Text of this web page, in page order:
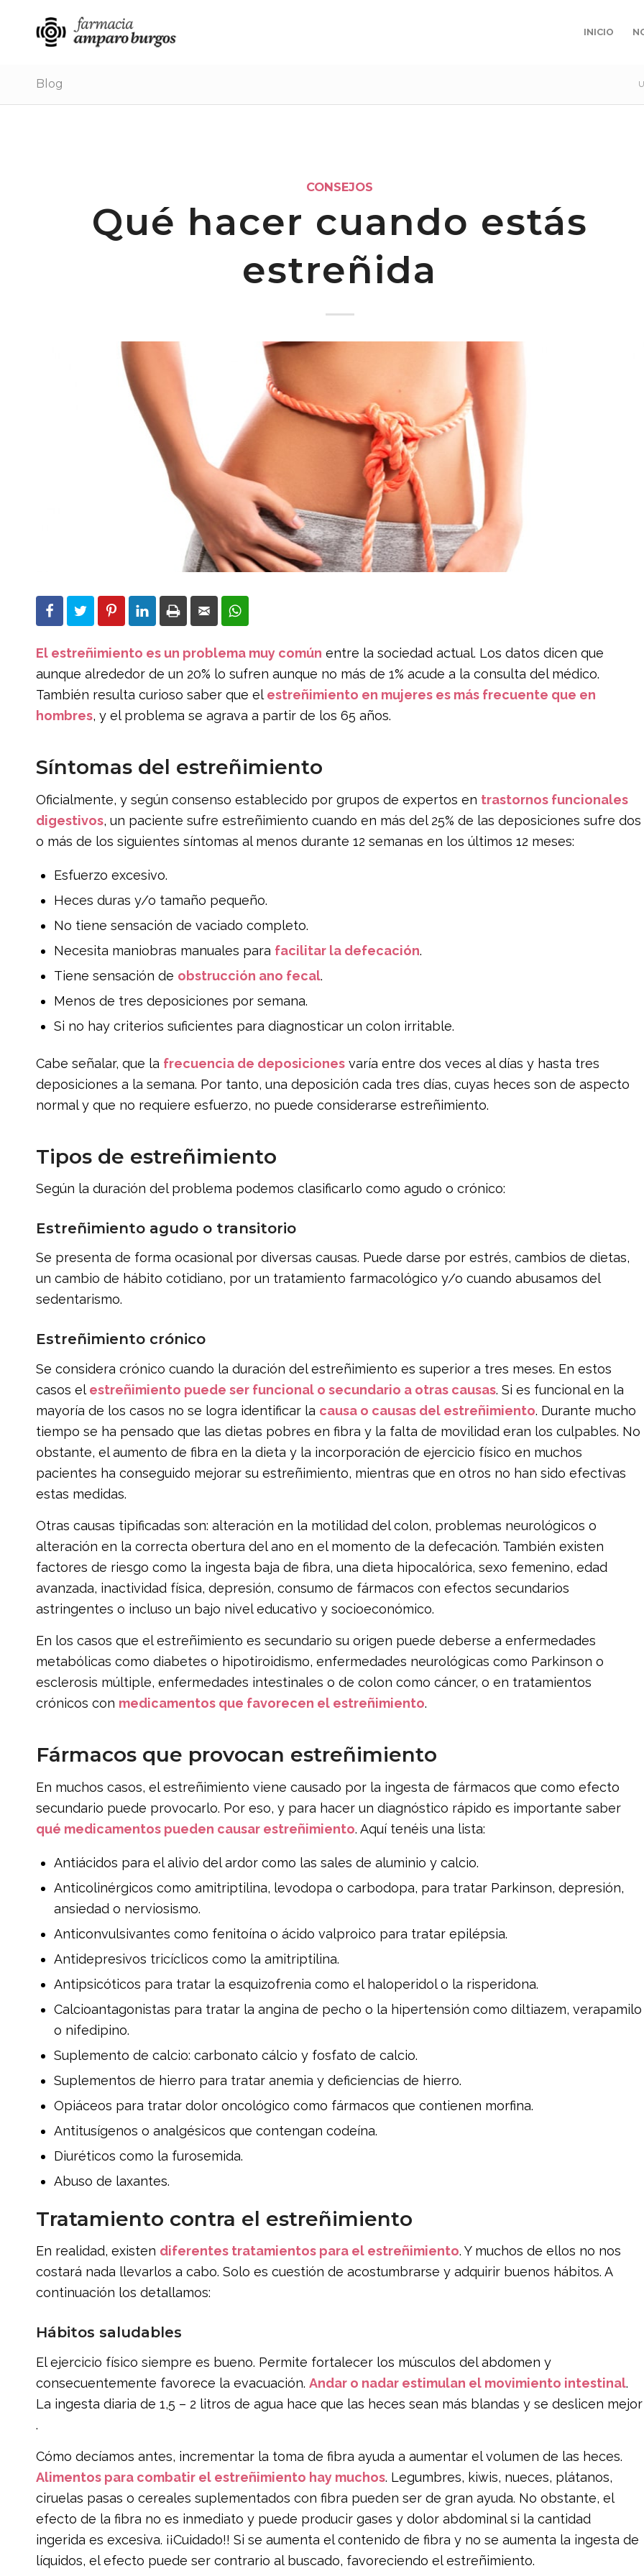
INICIO
Blog
CONSEJOS
Qué hacer cuando estás
estreñida
El estreñimiento es un problema muy común entre la sociedad actual. Los datos dicen que
aunque alrededor de un 20% lo sufren aunque no más de 1% acude a la consulta del médico.
También resulta curioso saber que elestreñimiento en mujeres es más frecuente que en
hombres, y el problema se agrava a partir de los 65 años.
Síntomas del estreñimiento
Oficialmente, y según consenso establecido por grupos de expertos en trastornos funcionales
digestivos, un paciente sufre estreñimiento cuando en más del 25% de las deposiciones sufre dos
o más de los siguientes síntomas al menos durante 12 semanas en los últimos 12 meses:
Esfuerzo excesivo.
Heces duras y/o tamaño pequeño.
No tiene sensación de vaciado completo.
Necesita maniobras manuales para facilitar la defecación.
Tiene sensación de obstrucción ano fecal.
Menos de tres deposiciones por semana.
Si no hay criterios suficientes para diagnosticar un colon irritable.
Cabe señalar, que la frecuencia de deposiciones varía entre dos veces al días y hasta tres
deposiciones a la semana. Por tanto, una deposición cada tres días, cuyas heces son de aspecto
normal y que no requiere esfuerzo, no puede considerarse estreñimiento.
Tipos de estreñimiento
Según la duración del problema podemos clasificarlo como agudo o crónico:
Estreñimiento agudo o transitorio
Se presenta de forma ocasional por diversas causas. Puede darse por estrés, cambios de dietas,
un cambio de hábito cotidiano, por un tratamiento farmacológico y/o cuando abusamos del
sedentarismo.
Estreñimiento crónico
Se considera crónico cuando la duración del estreñimiento es superior a tres meses. En estos
casos el estreñimiento puede ser funcional o secundario a otras causas. Si es funcional en la
mayoría de los casos no se logra identificar la causa o causas del estreñimiento. Durante mucho
tiempo se ha pensado que las dietas pobres en fibra y la falta de movilidad eran los culpables. No
obstante, el aumento de fibra en la dieta y la incorporación de ejercicio físico en muchos
pacientes ha conseguido mejorar su estreñimiento, mientras que en otros no han sido efectivas
estas medidas.
Otras causas tipificadas son: alteración en la motilidad del colon, problemas neurológicos o
alteración en la correcta obertura del ano en el momento de la defecación. También existen
factores de riesgo como la ingesta baja de fibra, una dieta hipocalórica, sexo femenino, edad
avanzada, inactividad física, depresión, consumo de fármacos con efectos secundarios
astringentes o incluso un bajo nivel educativo y socioeconómico.
En los casos que el estreñimiento es secundario su origen puede deberse a enfermedades
metabólicas como diabetes o hipotiroidismo, enfermedades neurológicas como Parkinson o
esclerosis múltiple, enfermedades intestinales o de colon como cáncer, o en tratamientos
crónicos con medicamentos que favorecen el estreñimiento.
Fármacos que provocan estreñimiento
En muchos casos, el estreñimiento viene causado por la ingesta de fármacos que como efecto
secundario puede provocarlo. Por eso, y para hacer un diagnóstico rápido es importante saber
qué medicamentos pueden causar estreñimiento. Aquí tenéis una lista:
Antiácidos para el alivio del ardor como las sales de aluminio y calcio.
Anticolinérgicos como amitriptilina, levodopa o carbodopa, para tratar Parkinson, depresión,
ansiedad o nerviosismo.
Anticonvulsivantes como fenitoína o ácido valproico para tratar epilépsia.
Antidepresivos tricíclicos como la amitriptilina.
Antipsicóticos para tratar la esquizofrenia como el haloperidol o la risperidona.
Calcioantagonistas para tratar la angina de pecho o la hipertensión como diltiazem, verapamilo
o nifedipino.
Suplemento de calcio: carbonato cálcio y fosfato de calcio.
Suplementos de hierro para tratar anemia y deficiencias de hierro.
Opiáceos para tratar dolor oncológico como fármacos que contienen morfina.
Antitusígenos o analgésicos que contengan codeína.
Diuréticos como la furosemida.
Abuso de laxantes.
Tratamiento contra el estreñimiento
En realidad, existen diferentes tratamientos para el estreñimiento. Y muchos de ellos no nos
costará nada llevarlos a cabo. Solo es cuestión de acostumbrarse y adquirir buenos hábitos. A
continuación los detallamos:
Hábitos saludables
El ejercicio físico siempre es bueno. Permite fortalecer los músculos del abdomen y
consecuentemente favorece la evacuación. Andar o nadar estimulan el movimiento intestinal.
La ingesta diaria de 1,5 – 2 litros de agua hace que las heces sean más blandas y se deslicen mejor
.
Cómo decíamos antes, incrementar la toma de fibra ayuda a aumentar el volumen de las heces.
Alimentos para combatir el estreñimiento hay muchos. Legumbres, kiwis, nueces, plátanos,
ciruelas pasas o cereales suplementados con fibra pueden ser de gran ayuda. No obstante, el
efecto de la fibra no es inmediato y puede producir gases y dolor abdominal si la cantidad
ingerida es excesiva. ¡¡Cuidado!! Si se aumenta el contenido de fibra y no se aumenta la ingesta de
líquidos, el efecto puede ser contrario al buscado, favoreciendo el estreñimiento.